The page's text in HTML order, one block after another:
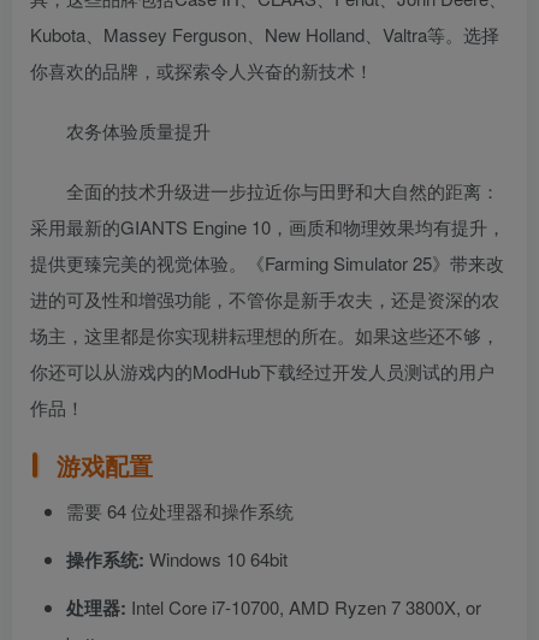
Kubota、Massey Ferguson、New Holland、Valtra等。选择
你喜欢的品牌，或探索令人兴奋的新技术！
农务体验质量提升
全面的技术升级进一步拉近你与田野和大自然的距离：
采用最新的GIANTS Engine 10，画质和物理效果均有提升，
提供更臻完美的视觉体验。《Farming Simulator 25》带来改
进的可及性和增强功能，不管你是新手农夫，还是资深的农
场主，这里都是你实现耕耘理想的所在。如果这些还不够，
你还可以从游戏内的ModHub下载经过开发人员测试的用户
作品！
游戏配置
需要 64 位处理器和操作系统
操作系统: Windows 10 64bit
处理器: Intel Core i7-10700, AMD Ryzen 7 3800X, or